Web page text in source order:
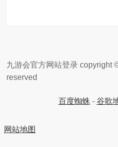
九游会官方网站登录 copyright
reserved
百度蜘蛛 - 谷歌
网站地图